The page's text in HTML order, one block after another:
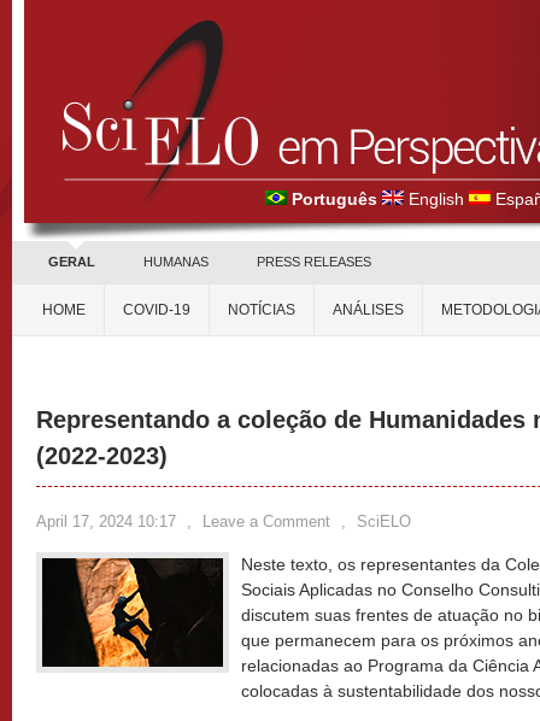
Português English
GERAL HUMANAS PRESS RELEASES
HOME COVID-19 NOTÍCIAS ANÁLISES
Representando a coleção de Humanidades
(2022-2023)
April 17, 2024 10:17 , Leave a Comment , SciELO
Neste texto, os representantes da
Sociais Aplicadas no Conselho
discutem suas frentes de atuação no
que permanecem para os próximos
relacionadas ao Programa da Ciência
colocadas à sustentabilidade dos